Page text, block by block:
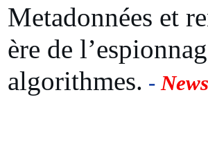
Metadonnées et
ère de
algorithmes. -News